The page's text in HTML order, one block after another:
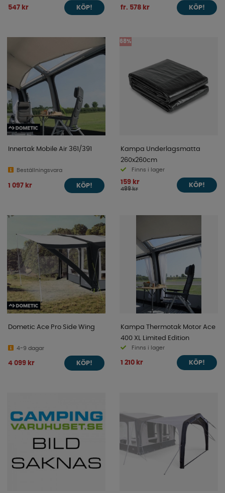
547 kr KÖP! fr. 578 kr KÖP!
Innertak Mobile Air 361/391
Beställningsvara
1 097 kr KÖP!
68%
Kampa Underlagsmatta
260x260cm
Finns i lager
159 kr
499 kr
KÖP!
Dometic Ace Pro Side Wing
4-9 dagar
4 099 kr KÖP!
Kampa Thermotak Motor Ace
400 XL Limited Edition
Finns i lager
1 210 kr KÖP!